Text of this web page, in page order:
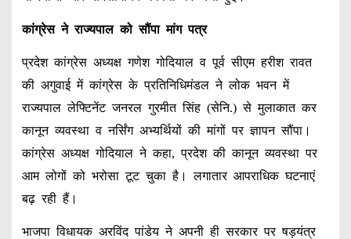
कांग्रेस ने राज्यपाल को सौंपा मांग पत्र
प्रदेश कांग्रेस अध्यक्ष गणेश गोदियाल व पूर्व सीएम हरीश रावत
की अगुवाई में कांग्रेस के प्रतिनिधिमंडल ने लोक भवन में
राज्यपाल लेफ्टिनेंट जनरल गुरमीत सिंह (सेनि.) से मुलाकात कर
कानून व्यवस्था व नर्सिंग अभ्यर्थियों की मांगों पर ज्ञापन सौंपा।
कांग्रेस अध्यक्ष गोदियाल ने कहा, प्रदेश की कानून व्यवस्था पर
आम लोगों को भरोसा टूट चुका है। लगातार आपराधिक घटनाएं
बढ़ रही हैं।
भाजपा विधायक अरविंद पांडेय ने अपनी ही सरकार पर षड़यंत्र